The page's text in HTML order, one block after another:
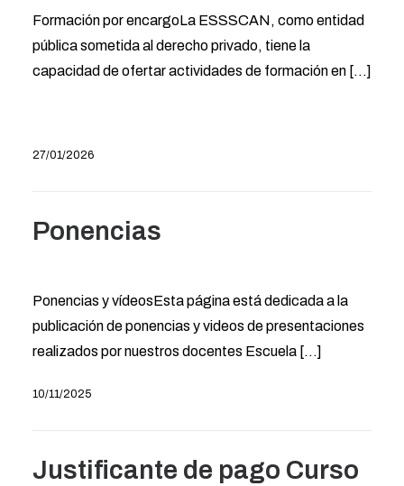
Formación por encargoLa ESSSCAN, como entidad
pública sometida al derecho privado, tiene la
capacidad de ofertar actividades de formación en [...]
27/01/2026
Ponencias
Ponencias y vídeosEsta página está dedicada a la
publicación de ponencias y videos de presentaciones
realizados por nuestros docentes Escuela [...]
10/11/2025
Justificante de pago Curso